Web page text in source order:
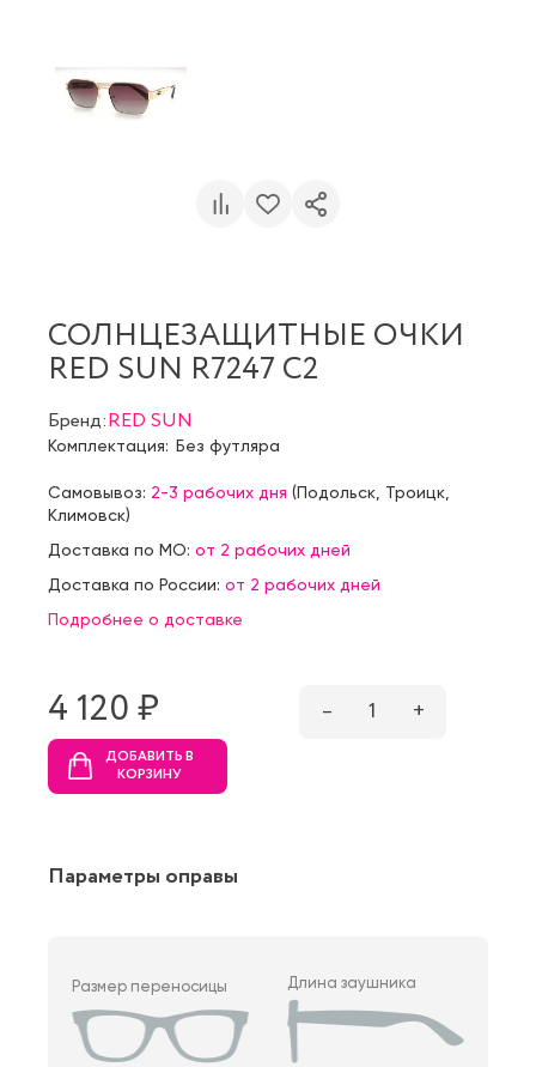
СОЛНЦЕЗАЩИТНЫЕ ОЧКИ
RED SUN R7247 C2
Бренд:RED SUN
Комплектация: Без футляра
Самовывоз: 2-3 рабочих дня (Подольск Троицк
Климовск)
Доставка по МО: от 2 рабочих дней
Доставка по России: от 2 рабочих дней
Подробнее о доставке
4 120 ₷ – 1 +
ДОБАВИТЬ В
КОРЗИНУ
Параметры оправы
Размер переносицы Длина заушника